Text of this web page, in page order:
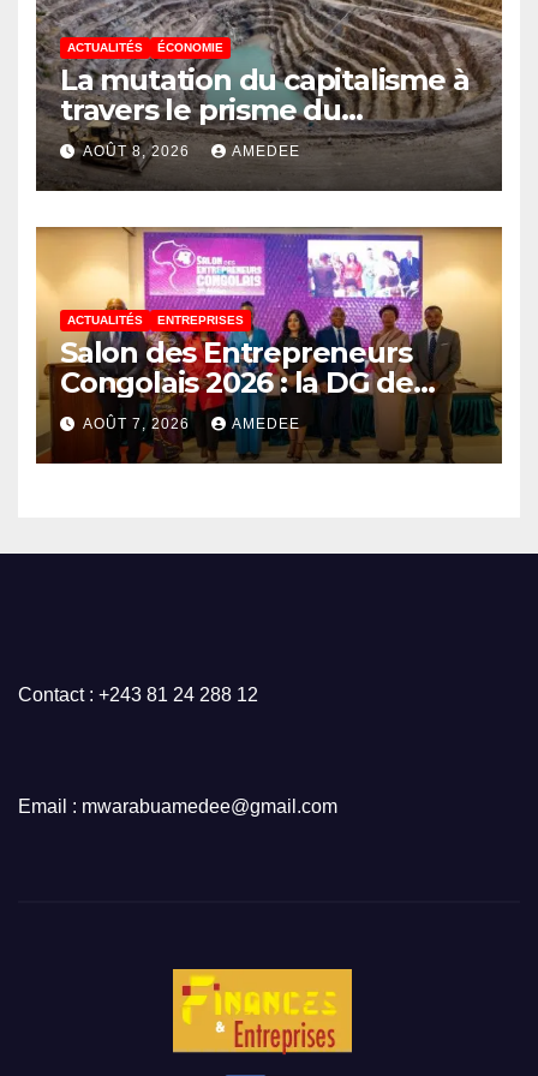
ACTUALITÉS ÉCONOMIE
La mutation du capitalisme à
travers le prisme du
Continuisme : de l’économie
de l’extraction à l’économie
de la continuité
AOÛT 8, 2026 AMEDEE
ACTUALITÉS ENTREPRISES
Salon des Entrepreneurs
Congolais 2026 : la DG de
l’ANAPI Rachel PUNGU
mobilise les investisseurs
autour de l’ambition d’une
AOÛT 7, 2026 AMEDEE
Contact : +243 81 24 288 12
Email : mwarabuamedee@gmail.com